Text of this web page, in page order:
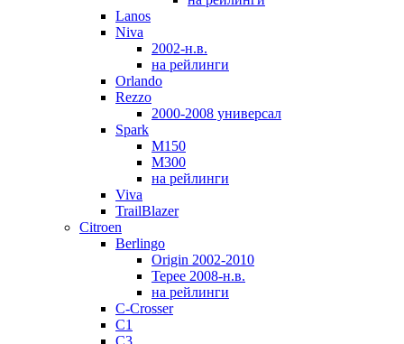
Lanos
Niva
2002-н.в.
на рейлинги
Orlando
Rezzo
2000-2008 универсал
Spark
M150
M300
на рейлинги
Viva
TrailBlazer
Citroen
Berlingo
Origin 2002-2010
Tepee 2008-н.в.
на рейлинги
C-Crosser
C1
C3